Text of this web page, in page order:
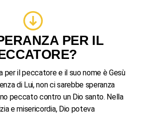
PER IL
per il peccatore e il suo nome è Gesù
di Lui, non ci sarebbe speranza
peccato contro un Dio santo. Nella
e misericordia, Dio poteva